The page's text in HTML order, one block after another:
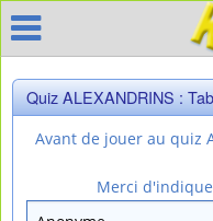
Quiz ALEXANDRINS :
Avant de jouer au quiz
Merci